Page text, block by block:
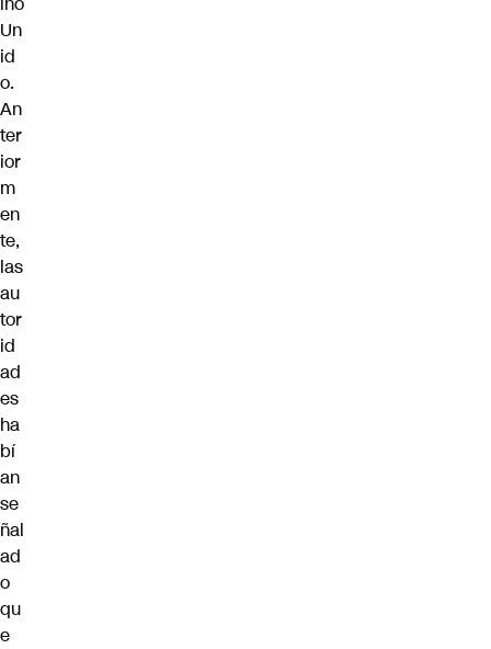
Un
id
o.
An
ter
ior
m
en
te,
las
au
tor
id
ad
es
ha
bí
an
se
ñal
ad
o
qu
e